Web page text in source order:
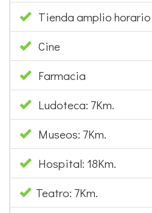
Cine
Farmacia
Ludoteca: 7Km.
Museos: 7Km.
Hospital: 18Km.
Teatro: 7Km.
Parque: 10 m